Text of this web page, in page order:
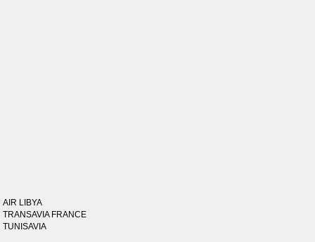
AIR LIBYA
TRANSAVIA FRANCE
TUNISAVIA